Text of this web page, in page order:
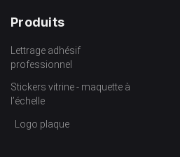
Produits
Lettrage adhésif
professionnel
Stickers vitrine - maquette à
l’échelle
Logo plaque